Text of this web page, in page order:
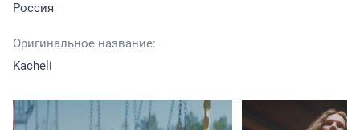
Россия
Оригинальное название:
Kacheli